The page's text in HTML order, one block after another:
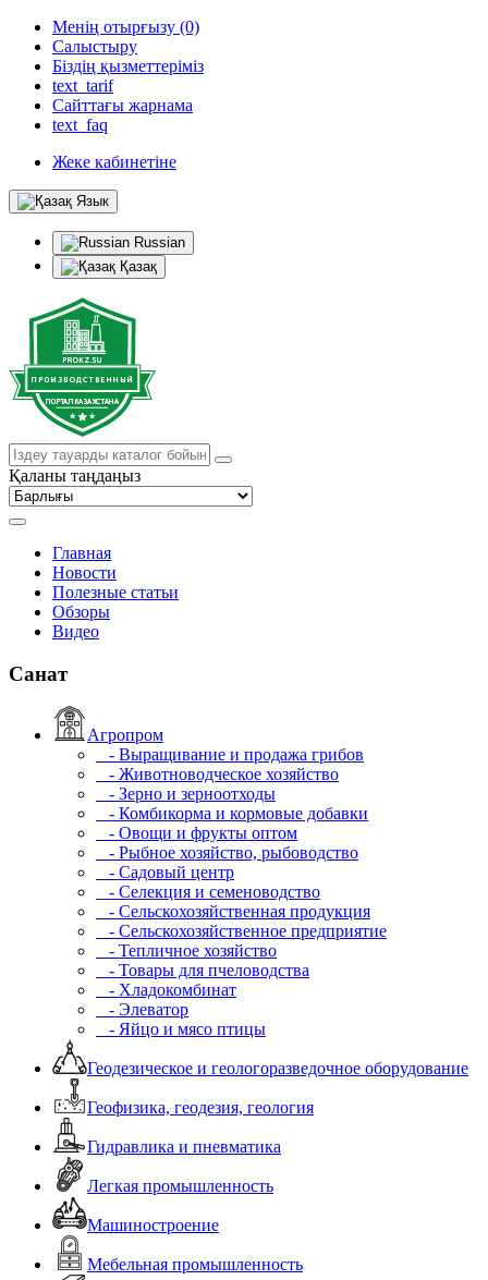
Менің отырғызу (0)
Салыстыру
Біздің қызметтеріміз
text_tarif
Сайттағы жарнама
text_faq
Жеке кабинетіне
Язык
Russian
Қазақ
Қаланы таңдаңыз
Главная
Новости
Полезные статьи
Обзоры
Видео
Санат
Агропром
- Выращивание и продажа грибов
- Животноводческое хозяйство
- Зерно и зерноотходы
- Комбикорма и кормовые добавки
- Овощи и фрукты оптом
- Рыбное хозяйство, рыбоводство
- Садовый центр
- Селекция и семеноводство
- Сельскохозяйственная продукция
- Сельскохозяйственное предприятие
- Тепличное хозяйство
- Товары для пчеловодства
- Хладокомбинат
- Элеватор
- Яйцо и мясо птицы
Геодезическое и геологоразведочное оборудование
Геофизика, геодезия, геология
Гидравлика и пневматика
Легкая промышленность
Машиностроение
Мебельная промышленность